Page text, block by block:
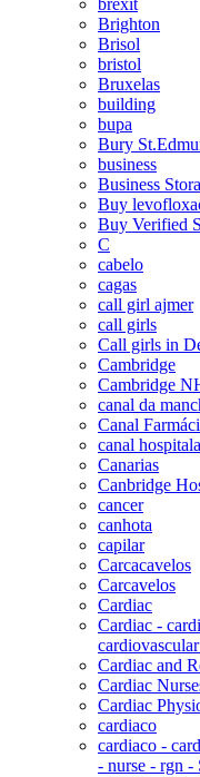
Brighton
Brisol
bristol
Bruxelas
building
bupa
Bury
business
Business
Buy
Buy Verified
C
cabelo
cagas
call girl ajmer
call girls
Call girls in
Cambridge
Cambridge
canal da
Canal
canal
Canarias
Canbridge
cancer
canhota
capilar
Carcacavelos
Carcavelos
Cardiac
Cardiac -
Cardiac and
Cardiac
Cardiac
cardiaco
cardiaco -
- nurse - rgn